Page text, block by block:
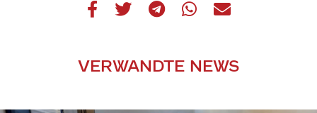
VERWANDTE NEWS